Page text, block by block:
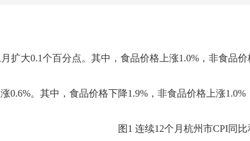
扩大0.1个百分点。其中，食品价格上涨1.0%，非食品
。其中，食品价格下降1.9%，非食品价格上涨1.0%
图 1 连续12个月杭州市CPI同比